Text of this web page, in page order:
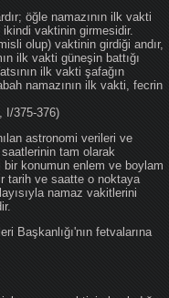
öğle namazının ilk vakti
ikindi vaktinin girmesidir.
olup) vaktinin girdiği andır,
ilk vakti güneşin battığı
ilk vakti şafağın
namazının ilk vakti, fecrin
I/375-376)
astronomi verileri ve
tam olarak
bir konumun enlem ve boylam
tarih ve saatte o noktaya
namaz vakitlerini
Başkanlığı'nın fetvalarına